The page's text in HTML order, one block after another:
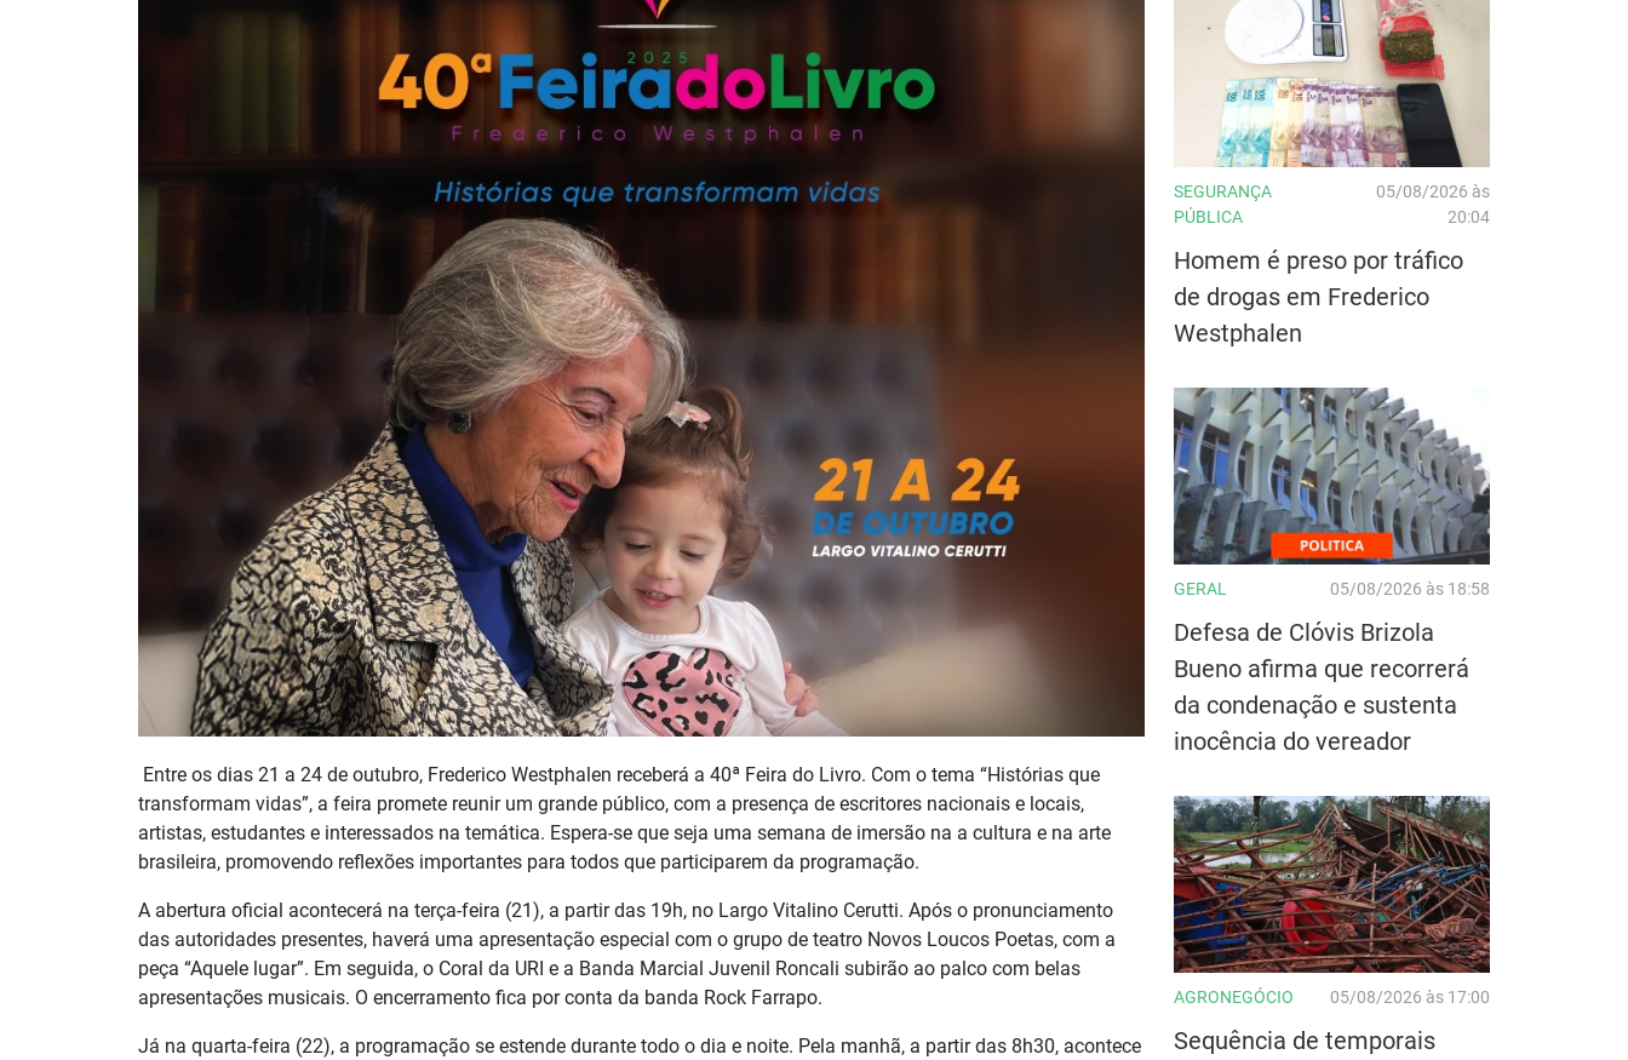
Entre os dias 21 a 24 de outubro, Frederico Westphalen receberá a 40ª Feira do Livro. Com o tema “Histórias que
transformam vidas”, a feira promete reunir um grande público, com a presença de escritores nacionais e locais,
artistas, estudantes e interessados na temática. Espera-se que seja uma semana de imersão na a cultura e na arte
brasileira, promovendo reflexões importantes para todos que participarem da programação.
A abertura oficial acontecerá na terça-feira (21), a partir das 19h, no Largo Vitalino Cerutti. Após o pronunciamento
das autoridades presentes, haverá uma apresentação especial com o grupo de teatro Novos Loucos Poetas, com a
peça “Aquele lugar”. Em seguida, o Coral da URI e a Banda Marcial Juvenil Roncali subirão ao palco com belas
apresentações musicais. O encerramento fica por conta da banda Rock Farrapo.
Já na quarta-feira (22), a programação se estende durante todo o dia e noite. Pela manhã, a partir das 8h30, acontece
SEGURANÇA
PÚBLICA
05/08/2026 às
20:04
Homem é preso por tráfico
de drogas em Frederico
Westphalen
GERAL 05/08/2026 às 18:58
Defesa de Clóvis Brizola
Bueno afirma que recorrerá
da condenação e sustenta
inocência do vereador
AGRONEGÓCIO 05/08/2026 às 17:00
Sequência de temporais